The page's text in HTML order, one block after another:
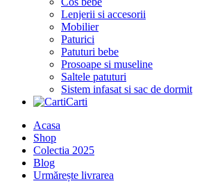
Lenjerii si accesorii
Mobilier
Paturici
Patuturi bebe
Prosoape si museline
Saltele patuturi
Sistem infasat si sac de dormit
Carti
Acasa
Shop
Colectia 2025
Blog
Urmărește livrarea